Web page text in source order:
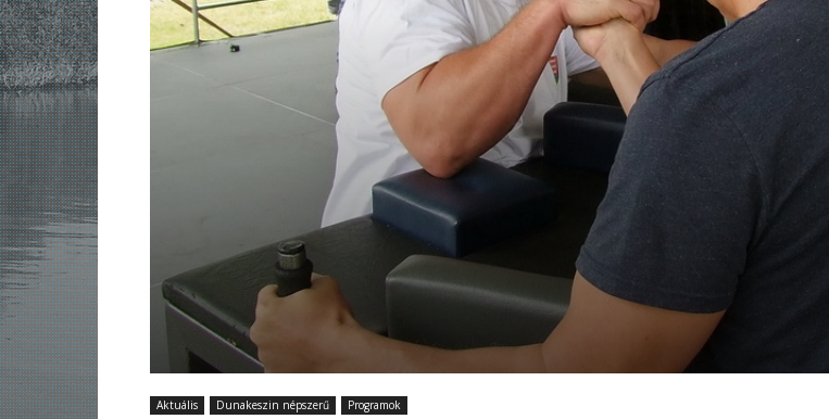
Aktuális Dunakeszin népszerű Programok